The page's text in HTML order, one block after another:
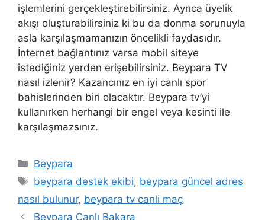
işlemlerini gerçekleştirebilirsiniz. Ayrıca üyelik
akışı oluşturabilirsiniz ki bu da donma sorunuyla
asla karşılaşmamanızın öncelikli faydasıdır.
İnternet bağlantınız varsa mobil siteye
istediğiniz yerden erişebilirsiniz. Beypara TV
nasıl izlenir? Kazancınız en iyi canlı spor
bahislerinden biri olacaktır. Beypara tv’yi
kullanırken herhangi bir engel veya kesinti ile
karşılaşmazsınız.
Kategoriler
Beypara
Etiketler
beypara destek ekibi, beypara güncel adres
nasıl bulunur, beypara tv canli maç
Beypara Canlı Bakara